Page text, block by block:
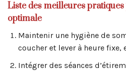
Liste des meilleures
optimale
Maintenir une hygiène de
coucher et lever à heure
Intégrer des séances